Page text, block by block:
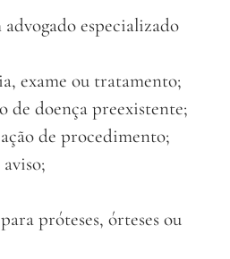
especializado
exame ou tratamento;
de doença preexistente;
de procedimento;
próteses, órteses ou